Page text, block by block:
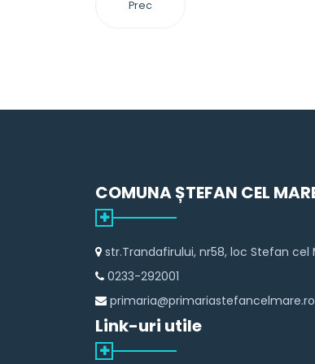
Prec
COMUNA ȘTEFAN CEL
str.Trandafirului, nr58, loc Stefan cel
0233-292001
primaria@primariastefancelmare.ro
Link-uri utile